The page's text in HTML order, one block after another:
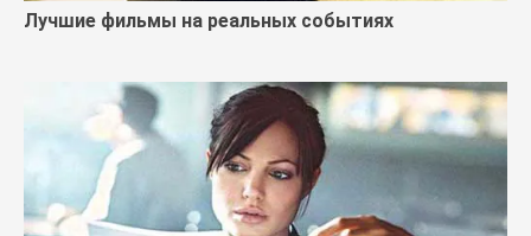
Лучшие фильмы на реальных событиях